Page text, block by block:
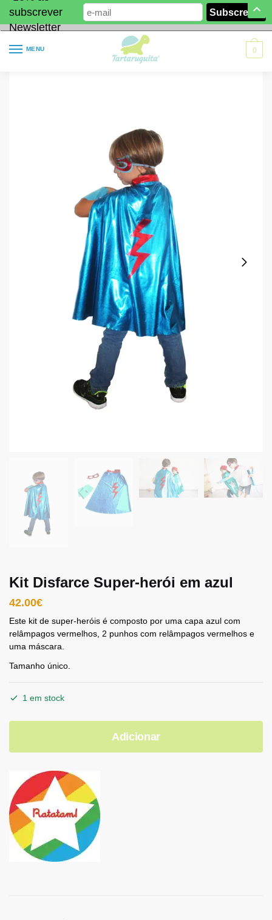
subscrever
Newsletter
MENU 0
Kit Disfarce Super-herói em azul
42.00€
Este kit de super-heróis é composto por uma capa azul com
relâmpagos vermelhos, 2 punhos com relâmpagos vermelhos e
uma máscara.
Tamanho único.
1 em stock
Adicionar